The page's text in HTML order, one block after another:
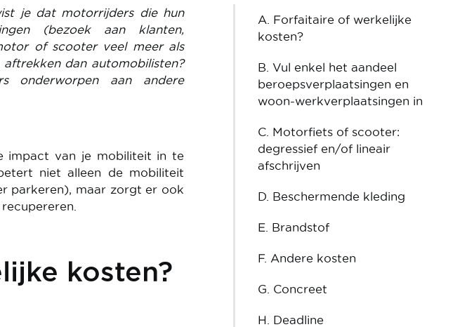
je dat motorrijders die hun
(bezoek aan klanten,
of scooter veel meer als
dan automobilisten?
onderworpen aan andere
impact van je mobiliteit in te
niet alleen de mobiliteit
parkeren), maar zorgt er ook
kosten?
A. Forfaitaire of werkelijke
kosten?
B. Vul enkel het aandeel
beroepsverplaatsingen en
woon-werkverplaatsingen in
C. Motorfiets of scooter:
degressief en/of lineair
afschrijven
D. Beschermende kleding
E. Brandstof
F. Andere kosten
G. Concreet
H. Deadline